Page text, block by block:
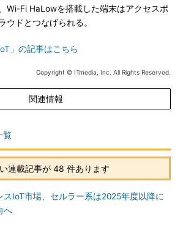
Wi-Fi HaLowを搭載した端末はアクセスポ
ウドとつなげられる。
」の記事はこちら
Copyright © ITmedia, Inc. All Rights Reserved.
関連情報
覧
連載記事が 48 件あります
スIoT市場、セルラー系は2025年度以降に
へ